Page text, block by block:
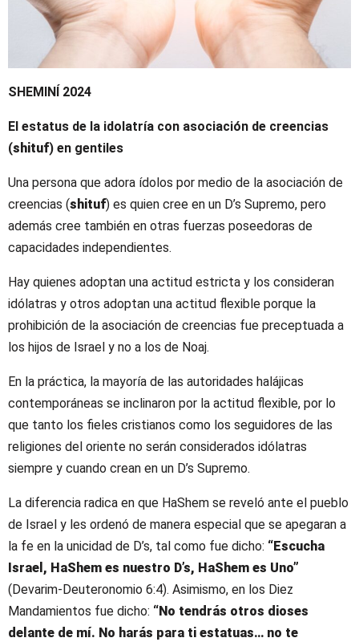
SHEMINÍ 2024
El estatus de la idolatría con asociación de creencias
(shituf) en gentiles
Una persona que adora ídolos por medio de la asociación de
creencias (shituf) es quien cree en un D’s Supremo, pero
además cree también en otras fuerzas poseedoras de
capacidades independientes.
Hay quienes adoptan una actitud estricta y los consideran
idólatras y otros adoptan una actitud flexible porque la
prohibición de la asociación de creencias fue preceptuada a
los hijos de Israel y no a los de Noaj.
En la práctica, la mayoría de las autoridades halájicas
contemporáneas se inclinaron por la actitud flexible, por lo
que tanto los fieles cristianos como los seguidores de las
religiones del oriente no serán considerados idólatras
siempre y cuando crean en un D’s Supremo.
La diferencia radica en que HaShem se reveló ante el pueblo
de Israel y les ordenó de manera especial que se apegaran a
la fe en la unicidad de D’s, tal como fue dicho: “Escucha
Israel, HaShem es nuestro D’s, HaShem es Uno”
(Devarim-Deuteronomio 6:4). Asimismo, en los Diez
Mandamientos fue dicho: “No tendrás otros dioses
delante de mí. No harás para ti estatuas… no te